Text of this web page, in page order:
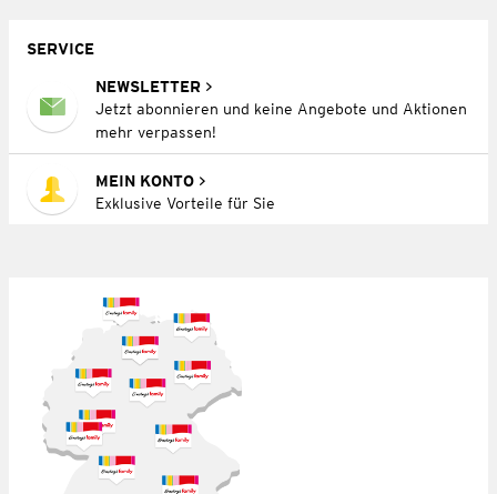
SERVICE
NEWSLETTER
Jetzt abonnieren und keine Angebote und Aktionen
mehr verpassen!
MEIN KONTO
Exklusive Vorteile für Sie